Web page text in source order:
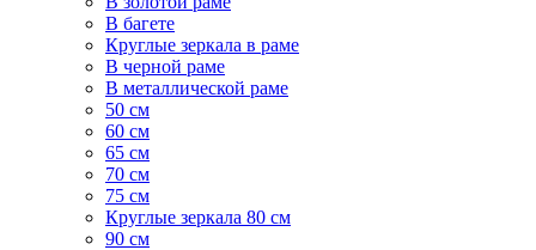
В багете
Круглые зеркала в раме
В черной раме
В металлической раме
50 см
60 см
65 см
70 см
75 см
Круглые зеркала 80 см
90 см